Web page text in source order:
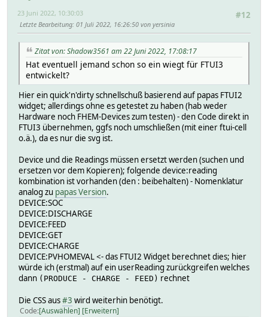
#12
23 Juni 2022, 10:30:03
Letzte Bearbeitung: 01 Juli 2022, 16:26:50 von yersinia
Zitat von: Shadow3561 am 22 Juni 2022, 17:08:17
Hat eventuell jemand schon so ein wiegt für FTUI3
entwickelt?
Hier ein quick'n'dirty schnellschuß basierend auf papas FTUI2
widget; allerdings ohne es getestet zu haben (hab weder
Hardware noch FHEM-Devices zum testen) - den Code direkt in
FTUI3 übernehmen, ggfs noch umschließen (mit einer ftui-cell
o.ä.), da es nur die svg ist.
Device und die Readings müssen ersetzt werden (suchen und
ersetzen vor dem Kopieren); folgende device:reading
kombination ist vorhanden (den : beibehalten) - Nomenklatur
analog zu papas Version.
DEVICE:SOC
DEVICE:DISCHARGE
DEVICE:FEED
DEVICE:GET
DEVICE:CHARGE
DEVICE:PVHOMEVAL <- das FTUI2 Widget berechnet dies; hier
würde ich (erstmal) auf ein userReading zurückgreifen welches
dann (PRODUCE - CHARGE - FEED) rechnet
Die CSS aus#3 wird weiterhin benötigt.
Code Auswählen Erweitern